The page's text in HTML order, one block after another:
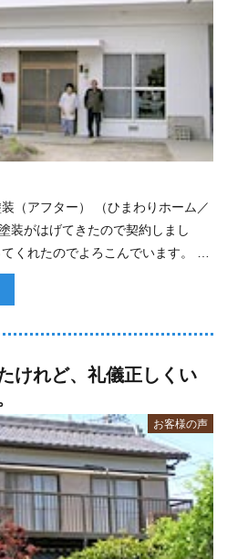
装がはげてきたので契約しまし
くれたのでよろこんでいます。 塗
た･･･
けれど、礼儀正しくい
お客様の声